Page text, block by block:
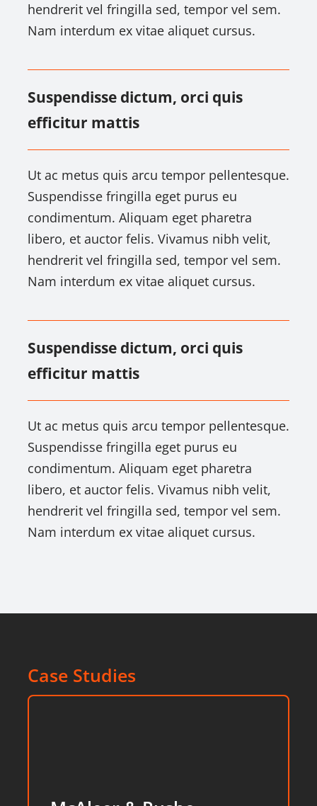
hendrerit vel fringilla sed, tempor vel sem.
Nam interdum ex vitae aliquet cursus.
Suspendisse dictum, orci quis
efficitur mattis
Ut ac metus quis arcu tempor pellentesque.
Suspendisse fringilla eget purus eu
condimentum. Aliquam eget pharetra
libero, et auctor felis. Vivamus nibh velit,
hendrerit vel fringilla sed, tempor vel sem.
Nam interdum ex vitae aliquet cursus.
Suspendisse dictum, orci quis
efficitur mattis
Ut ac metus quis arcu tempor pellentesque.
Suspendisse fringilla eget purus eu
condimentum. Aliquam eget pharetra
libero, et auctor felis. Vivamus nibh velit,
hendrerit vel fringilla sed, tempor vel sem.
Nam interdum ex vitae aliquet cursus.
Case Studies